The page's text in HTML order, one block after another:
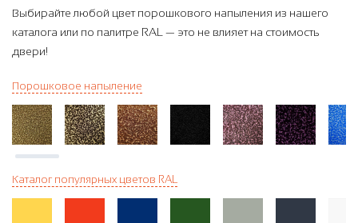
Выбирайте любой цвет порошкового напыления из нашего
каталога или по палитре RAL — это не влияет на стоимость
двери!
Порошковое напыление
Каталог популярных цветов RAL